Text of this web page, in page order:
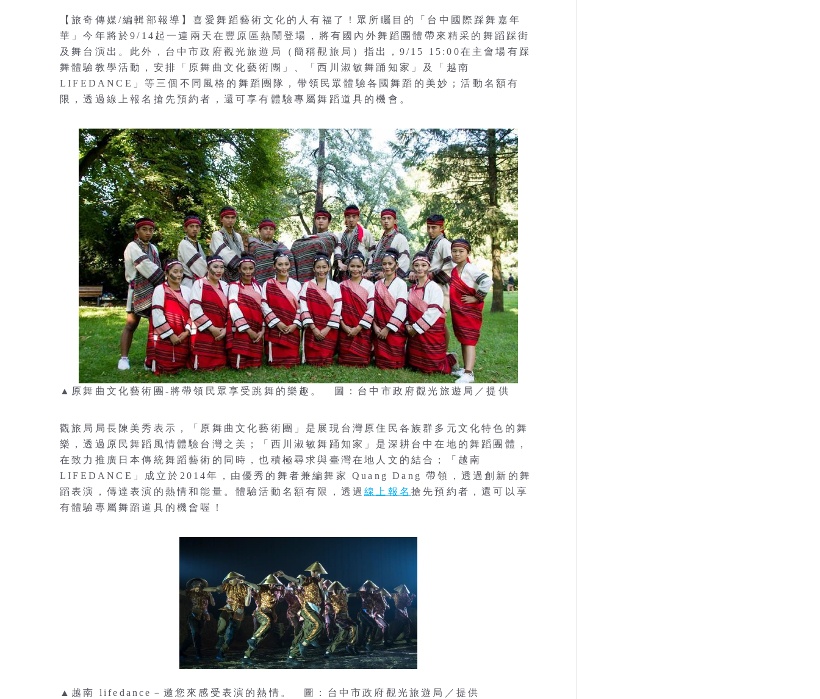
【旅奇傳媒/編輯部報導】喜愛舞蹈藝術文化的人有福了！眾所矚目的「台中國際踩舞嘉年
華」今年將於9/14起一連兩天在豐原區熱鬧登場，將有國內外舞蹈團體帶來精采的舞蹈踩街
及舞台演出。此外，台中市政府觀光旅遊局（簡稱觀旅局）指出，9/15 15:00在主會場有踩
舞體驗教學活動，安排「原舞曲文化藝術團」、「西川淑敏舞踊知家」及「越南
LIFEDANCE」等三個不同風格的舞蹈團隊，帶領民眾體驗各國舞蹈的美妙；活動名額有
限，透過線上報名搶先預約者，還可享有體驗專屬舞蹈道具的機會。
▲原舞曲文化藝術團-將帶領民眾享受跳舞的樂趣。 圖：台中市政府觀光旅遊局／提供
觀旅局局長陳美秀表示，「原舞曲文化藝術團」是展現台灣原住民各族群多元文化特色的舞
樂，透過原民舞蹈風情體驗台灣之美；「西川淑敏舞踊知家」是深耕台中在地的舞蹈團體，
在致力推廣日本傳統舞蹈藝術的同時，也積極尋求與臺灣在地人文的結合；「越南
LIFEDANCE」成立於2014年，由優秀的舞者兼編舞家 Quang Dang 帶領，透過創新的舞
蹈表演，傳達表演的熱情和能量。體驗活動名額有限，透過線上報名搶先預約者，還可以享
有體驗專屬舞蹈道具的機會喔！
▲越南 lifedance－邀您來感受表演的熱情。 圖：台中市政府觀光旅遊局／提供